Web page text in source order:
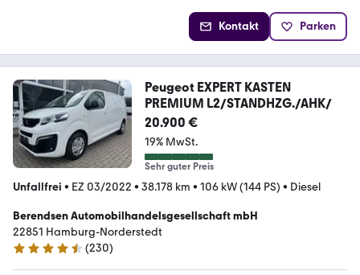
Kontakt Parken
Peugeot EXPERT KASTEN
PREMIUM L2/STANDHZG./AHK/
20.900 €
19% MwSt.
Sehr guter Preis
Unfallfrei • EZ 03/2022 • 38.178 km • 106 kW (144 PS) • Diesel
Berendsen Automobilhandelsgesellschaft mbH
22851 Hamburg-Norderstedt
4.5 Sterne
(230)